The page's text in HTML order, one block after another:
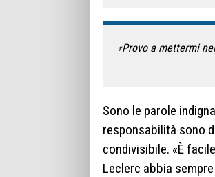
«Provo a mettermi
Sono le parole
responsabilità sono
condivisibile. «È
Leclerc abbia